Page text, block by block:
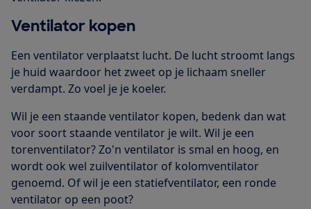
Ventilator kopen
Een ventilator verplaatst lucht. De lucht stroomt langs
je huid waardoor het zweet op je lichaam sneller
verdampt. Zo voel je je koeler.
Wil je een staande ventilator kopen, bedenk dan wat
voor soort staande ventilator je wilt. Wil je een
torenventilator? Zo'n ventilator is smal en hoog, en
wordt ook wel zuilventilator of kolomventilator
genoemd. Of wil je een statiefventilator, een ronde
ventilator op een poot?